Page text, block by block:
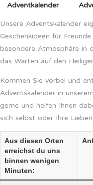
Adventkalender
Unsere Adventskalender
Geschenkideen für
besondere Atmosphäre in
das Warten auf den
Kommen Sie vorbei und
Adventskalender in
gerne und helfen Ihnen
sich selbst oder Ihre
Aus diesen Orten
erreichst du uns
binnen wenigen
Minuten: